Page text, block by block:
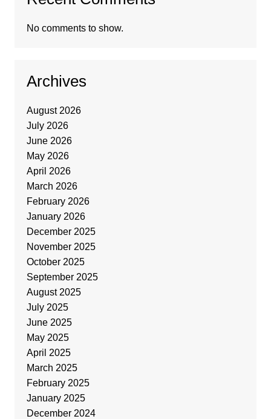
No comments to show.
Archives
August 2026
July 2026
June 2026
May 2026
April 2026
March 2026
February 2026
January 2026
December 2025
November 2025
October 2025
September 2025
August 2025
July 2025
June 2025
May 2025
April 2025
March 2025
February 2025
January 2025
December 2024